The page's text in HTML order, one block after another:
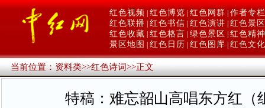
红色视频 红色博览 红色网群 作者专栏
红色联播 红色书信 红色演讲 红色景区
红色收藏 红色格言 绿色景区
红色精神
景区地图
红色日历 红色图库 红色文化
当前位置：资料类>>红色诗词>>正文
特稿：难忘韶山高唱东方红（